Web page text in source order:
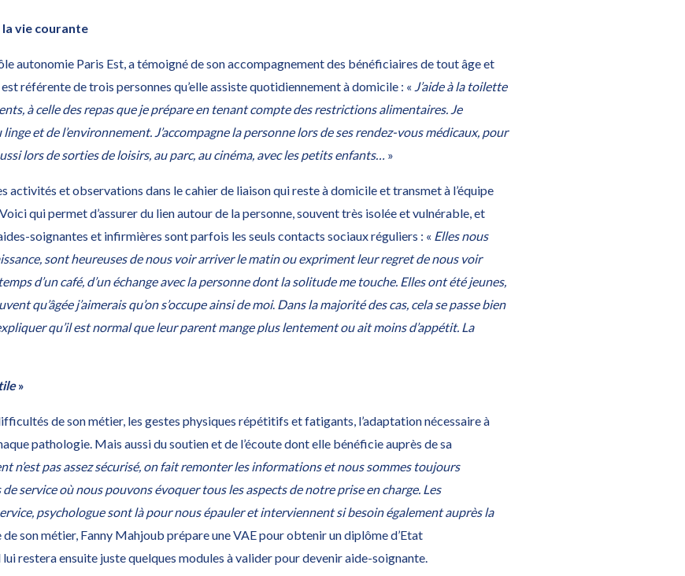
la vie courante
autonomie Paris Est, a témoigné de son accompagnement des bénéficiaires de tout âge et
référente de trois personnes qu’elle assiste quotidiennement à domicile : « J’aide à la toilette
à celle des repas que je prépare en tenant compte des restrictions alimentaires. Je
linge et de l’environnement. J’accompagne la personne lors de ses rendez-vous médicaux, pour
lors de sorties de loisirs, au parc, au cinéma, avec les petits enfants… »
activités et observations dans le cahier de liaison qui reste à domicile et transmet à l’équipe
qui permet d’assurer du lien autour de la personne, souvent très isolée et vulnérable, et
soignantes et infirmières sont parfois les seuls contacts sociaux réguliers : « Elles nous
sont heureuses de nous voir arriver le matin ou expriment leur regret de nous voir
d’un café, d’un échange avec la personne dont la solitude me touche. Elles ont été jeunes,
qu’âgée j’aimerais qu’on s’occupe ainsi de moi. Dans la majorité des cas, cela se passe bien
qu’il est normal que leur parent mange plus lentement ou ait moins d’appétit. La
»
de son métier, les gestes physiques répétitifs et fatigants, l’adaptation nécessaire à
pathologie. Mais aussi du soutien et de l’écoute dont elle bénéficie auprès de sa
n’est pas assez sécurisé, on fait remonter les informations et nous sommes toujours
service où nous pouvons évoquer tous les aspects de notre prise en charge. Les
psychologue sont là pour nous épauler et interviennent si besoin également auprès la
de son métier, Fanny Mahjoub prépare une VAE pour obtenir un diplôme d’Etat
restera ensuite juste quelques modules à valider pour devenir aide-soignante.